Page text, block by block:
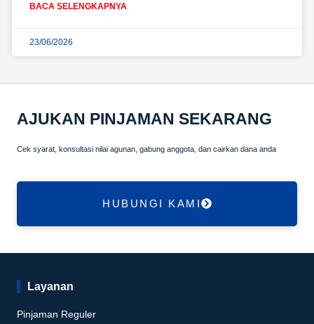
BACA SELENGKAPNYA
23/06/2026
AJUKAN PINJAMAN SEKARANG
Cek syarat, konsultasi nilai agunan, gabung anggota, dan cairkan dana anda
HUBUNGI KAMI
Layanan
Pinjaman Reguler